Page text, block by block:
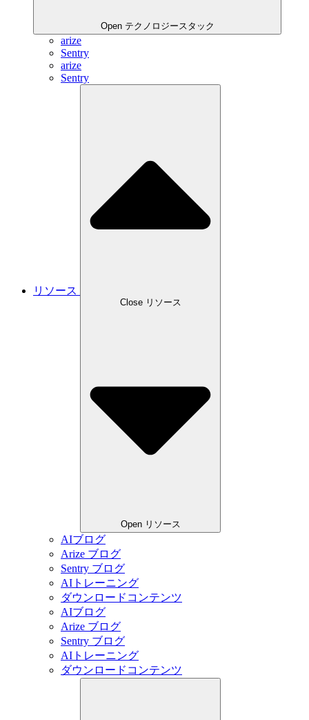
Open テクノロジースタック
arize
Sentry
arize
Sentry
リソース
Close リソース
Open リソース
AIブログ
Arize ブログ
Sentry ブログ
AIトレーニング
ダウンロードコンテンツ
AIブログ
Arize ブログ
Sentry ブログ
AIトレーニング
ダウンロードコンテンツ